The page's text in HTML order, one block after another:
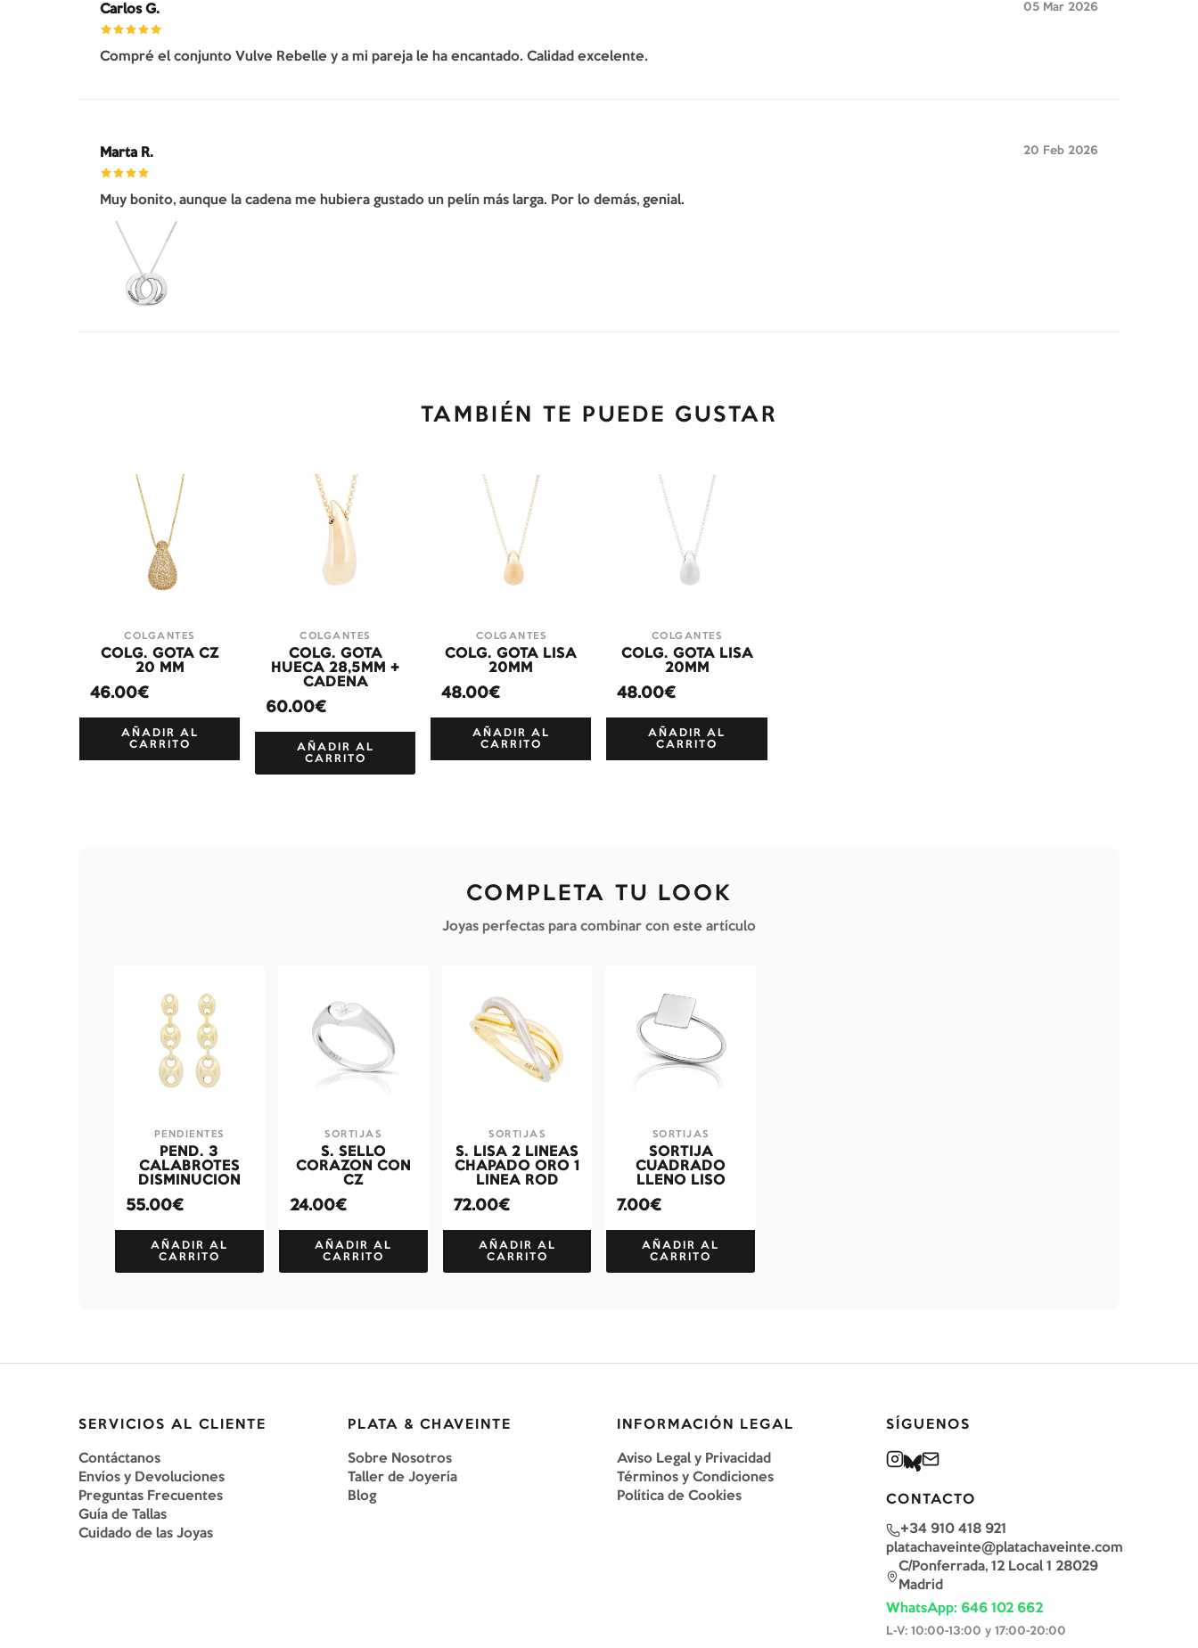
Carlos G. 05 Mar 2026
Compré el conjunto Vulve Rebelle y a mi pareja le ha encantado. Calidad excelente.
Marta R. 20 Feb 2026
Muy bonito, aunque la cadena me hubiera gustado un pelín más larga. Por lo demás, genial.
TAMBIÉN TE PUEDE GUSTAR
COLGANTES
COLG. GOTA CZ
20 MM
46.00€
AÑADIR AL
CARRITO
COLGANTES
COLG. GOTA
HUECA 28,5MM +
CADENA
60.00€
AÑADIR AL
CARRITO
COLGANTES
COLG. GOTA LISA
20MM
48.00€
AÑADIR AL
CARRITO
COLGANTES
COLG. GOTA LISA
20MM
48.00€
AÑADIR AL
CARRITO
COMPLETA TU LOOK
Joyas perfectas para combinar con este artículo
PENDIENTES
PEND. 3
CALABROTES
DISMINUCION
55.00€
AÑADIR AL
CARRITO
SORTIJAS
S. SELLO
CORAZON CON
CZ
24.00€
AÑADIR AL
CARRITO
SORTIJAS
S. LISA 2 LINEAS
CHAPADO ORO 1
LINEA ROD
72.00€
AÑADIR AL
CARRITO
SORTIJAS
SORTIJA
CUADRADO
LLENO LISO
7.00€
AÑADIR AL
CARRITO
SERVICIOS AL CLIENTE
Contáctanos
Envíos y Devoluciones
Preguntas Frecuentes
Guía de Tallas
Cuidado de las Joyas
PLATA & CHAVEINTE
Sobre Nosotros
Taller de Joyería
Blog
INFORMACIÓN LEGAL
Aviso Legal y Privacidad
Términos y Condiciones
Política de Cookies
SÍGUENOS
CONTACTO
+34 910 418 921
platachaveinte@platachaveinte.com
C/Ponferrada, 12 Local 1 28029
Madrid
WhatsApp: 646 102 662
L-V: 10:00-13:00 y 17:00-20:00